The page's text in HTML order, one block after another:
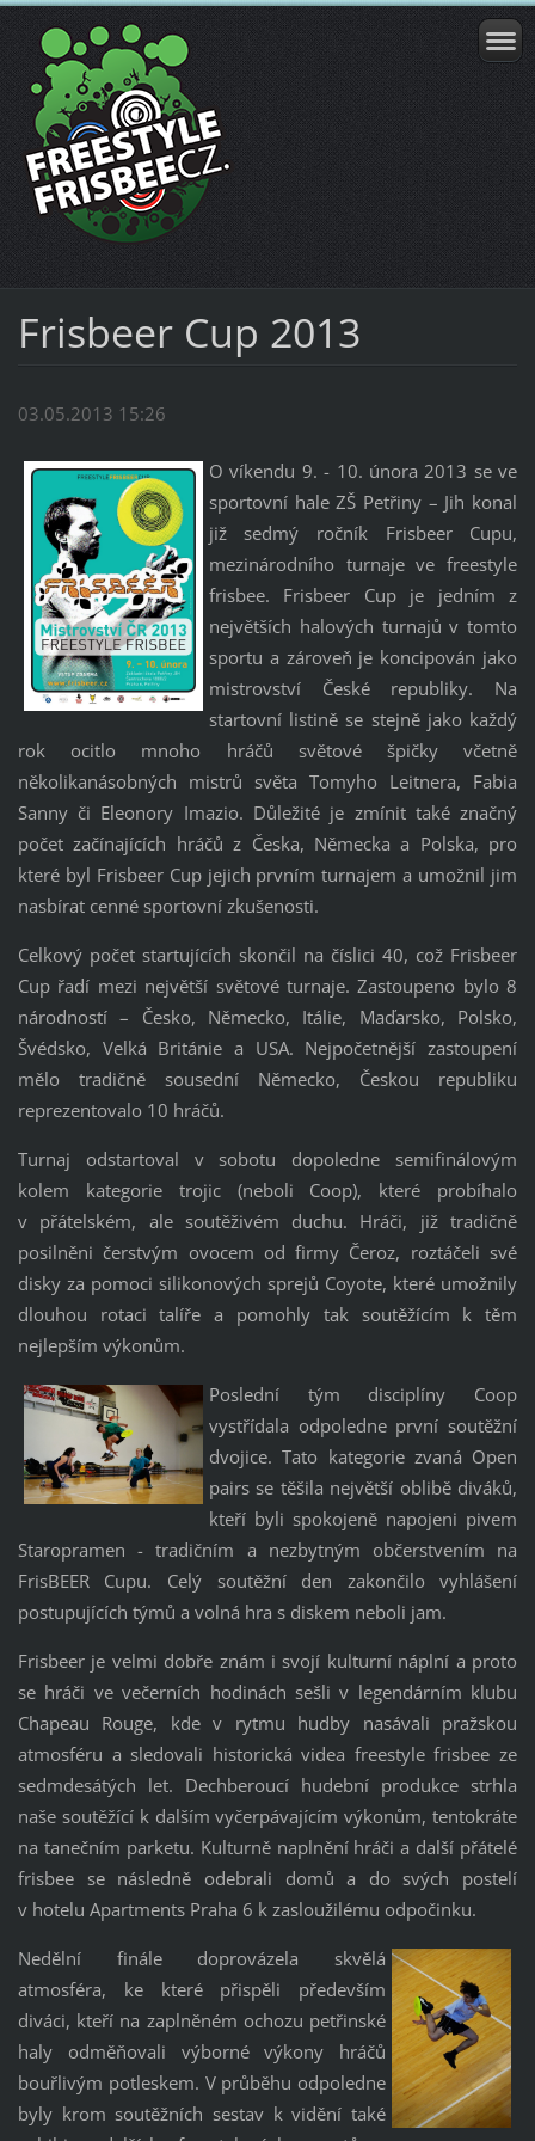
Frisbeer Cup 2013
03.05.2013 15:26
O víkendu 9. - 10. února 2013 se ve
sportovní hale ZŠ Petřiny – Jih konal
již sedmý ročník Frisbeer Cupu,
mezinárodního turnaje ve freestyle
frisbee. Frisbeer Cup je jedním z
největších halových turnajů v tomto
sportu a zároveň je koncipován jako
mistrovství České republiky. Na
startovní listině se stejně jako každý
rok ocitlo mnoho hráčů světové špičky včetně
několikanásobných mistrů světa Tomyho Leitnera, Fabia
Sanny či Eleonory Imazio. Důležité je zmínit také značný
počet začínajících hráčů z Česka, Německa a Polska, pro
které byl Frisbeer Cup jejich prvním turnajem a umožnil jim
nasbírat cenné sportovní zkušenosti.
Celkový počet startujících skončil na číslici 40, což Frisbeer
Cup řadí mezi největší světové turnaje. Zastoupeno bylo 8
národností – Česko, Německo, Itálie, Maďarsko, Polsko,
Švédsko, Velká Británie a USA. Nejpočetnější zastoupení
mělo tradičně sousední Německo, Českou republiku
reprezentovalo 10 hráčů.
Turnaj odstartoval v sobotu dopoledne semifinálovým
kolem kategorie trojic (neboli Coop), které probíhalo
v přátelském, ale soutěživém duchu. Hráči, již tradičně
posilněni čerstvým ovocem od firmy Čeroz, roztáčeli své
disky za pomoci silikonových sprejů Coyote, které umožnily
dlouhou rotaci talíře a pomohly tak soutěžícím k těm
nejlepším výkonům.
Poslední tým disciplíny Coop
vystřídala odpoledne první soutěžní
dvojice. Tato kategorie zvaná Open
pairs se těšila největší oblibě diváků,
kteří byli spokojeně napojeni pivem
Staropramen - tradičním a nezbytným občerstvením na
FrisBEER Cupu. Celý soutěžní den zakončilo vyhlášení
postupujících týmů a volná hra s diskem neboli jam.
Frisbeer je velmi dobře znám i svojí kulturní náplní a proto
se hráči ve večerních hodinách sešli v legendárním klubu
Chapeau Rouge, kde v rytmu hudby nasávali pražskou
atmosféru a sledovali historická videa freestyle frisbee ze
sedmdesátých let. Dechberoucí hudební produkce strhla
naše soutěžící k dalším vyčerpávajícím výkonům, tentokráte
na tanečním parketu. Kulturně naplnění hráči a další přátelé
frisbee se následně odebrali domů a do svých postelí
v hotelu Apartments Praha 6 k zasloužilému odpočinku.
Nedělní finále doprovázela skvělá
atmosféra, ke které přispěli především
diváci, kteří na zaplněném ochozu petřinské
haly odměňovali výborné výkony hráčů
bouřlivým potleskem. V průběhu odpoledne
byly krom soutěžních sestav k vidění také